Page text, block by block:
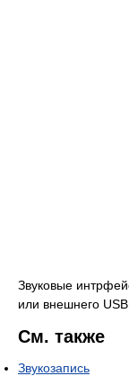
Звуковые
или внешнего
См. также
Звукозапись